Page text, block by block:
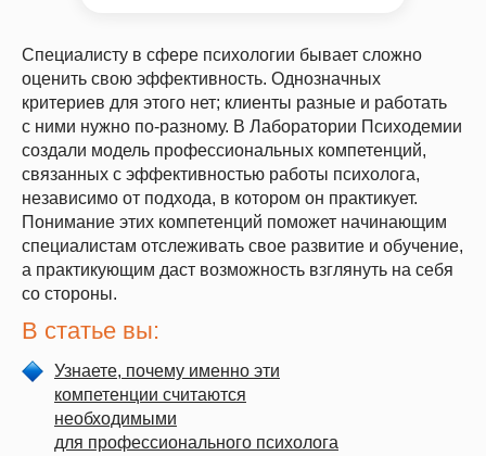
Специалисту в сфере психологии бывает сложно
оценить свою эффективность. Однозначных
критериев для этого нет; клиенты разные и работать
с ними нужно по-разному. В Лаборатории Психодемии
создали модель профессиональных компетенций,
связанных с эффективностью работы психолога,
независимо от подхода, в котором он практикует.
Понимание этих компетенций поможет начинающим
специалистам отслеживать свое развитие и обучение,
а практикующим даст возможность взглянуть на себя
со стороны.
Узнаете, почему именно эти
компетенции считаются
необходимыми
для профессионального психолога
В статье вы: